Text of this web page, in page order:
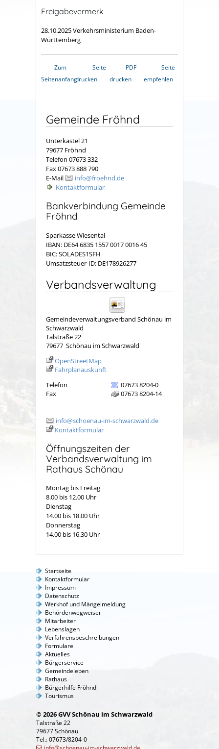
Freigabevermerk
28.10.2025 Verkehrsministerium Baden-
Württemberg
Zum
Seitenanfang
Seite
drucken
PDF
drucken
Seite
empfehlen
Gemeinde Fröhnd
Unterkastel 21
79677 Fröhnd
Telefon 07673 332
Fax 07673 888 790
E-Mail
info@froehnd.de
Kontaktformular
Bankverbindung Gemeinde
Fröhnd
Sparkasse Wiesental
IBAN: DE64 6835 1557 0017 0016 45
BIC: SOLADES1SFH
Umsatzsteuer-ID: DE178926277
Verbandsverwaltung
Gemeindeverwaltungsverband Schönau im
Schwarzwald
Talstraße 22
79677 Schönau im Schwarzwald
OpenStreetMap
Fahrplanauskunft
Telefon
07673 8204-0
Fax
07673 8204-14
info@schoenau-im-schwarzwald.de
Kontaktformular
Öffnungszeiten der
Verbandsverwaltung im
Rathaus Schönau
Montag bis Freitag
8.00 bis 12.00 Uhr
Dienstag
14.00 bis 18.00 Uhr
Donnerstag
14.00 bis 16.30 Uhr
Startseite
Kontaktformular
Impressum
Datenschutz
Werkhof und Mängelmeldung
Behördenwegweiser
Mitarbeiter
Lebenslagen
Verfahrensbeschreibungen
Formulare
Aktuelles
Bürgerservice
Gemeindeleben
Rathaus
Bürgerhilfe Fröhnd
Tourismus
© 2026 GVV Schönau im Schwarzwald
Talstraße 22
79677 Schönau
Tel.: 07673/8204-0